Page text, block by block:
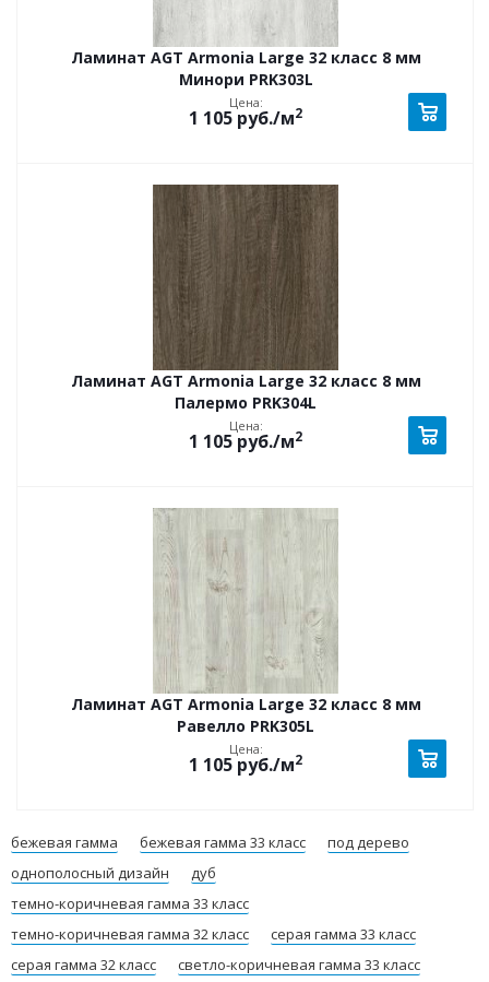
Ламинат AGT Armonia Large 32 класс 8 мм
Минори PRK303L
Цена:
1 105 руб./м2
Ламинат AGT Armonia Large 32 класс 8 мм
Палермо PRK304L
Цена:
1 105 руб./м2
Ламинат AGT Armonia Large 32 класс 8 мм
Равелло PRK305L
Цена:
1 105 руб./м2
бежевая гамма бежевая гамма 33 класс
под дерево
однополосный дизайн
дуб
темно-коричневая гамма 33 класс
темно-коричневая гамма 32 класс
серая гамма 33 класс
серая гамма 32 класс
светло-коричневая гамма 33 класс